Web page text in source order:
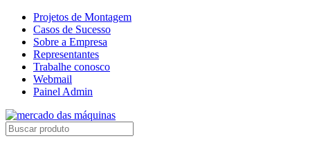
Projetos de Montagem
Casos de Sucesso
Sobre a Empresa
Representantes
Trabalhe conosco
Webmail
Painel Admin